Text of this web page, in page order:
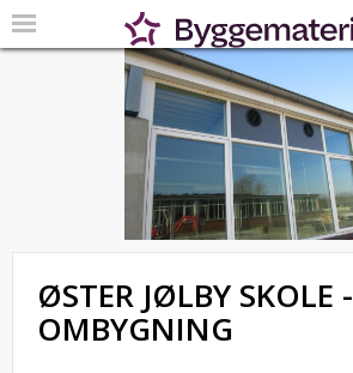
ØSTER JØLBY SKOLE -
OMBYGNING